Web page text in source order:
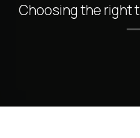
Choosing the right